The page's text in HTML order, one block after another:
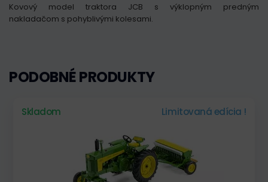
Kovový model traktora JCB s výklopným predným
nakladačom s pohyblivými kolesami.
PODOBNÉ PRODUKTY
Skladom Limitovaná edícia !